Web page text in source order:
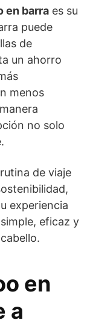
en barra es su
puede
de
un ahorro
menos
no solo
de viaje
experiencia
eficaz y
en
a